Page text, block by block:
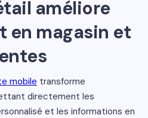
améliore
en magasin et
mobile transforme
directement les
et les informations en